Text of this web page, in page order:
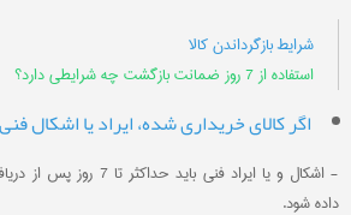
شرایط بازگرداندن کالا
استفاده از 7 روز ضمانت بازگشت چه شرایطی دارد؟
اگر کالای خریداری شده، ایراد یا اشکال
- اشکال و یا ایراد فنی
داده شود.